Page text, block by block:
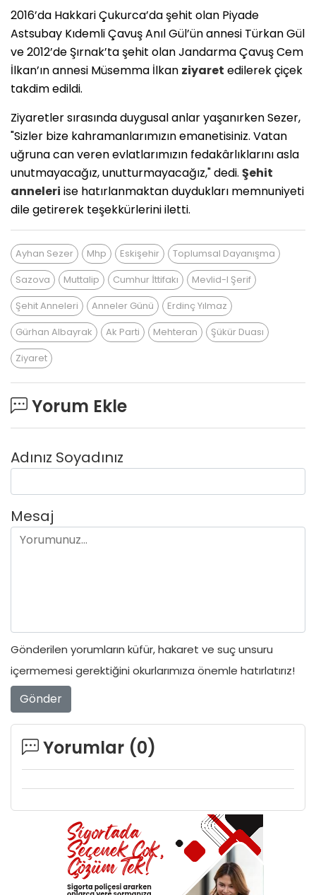
​2016’da Hakkari Çukurca’da şehit olan Piyade
Astsubay Kıdemli Çavuş Anıl Gül’ün annesi Türkan Gül
ve 2012’de Şırnak’ta şehit olan Jandarma Çavuş Cem
İlkan’ın annesi Müsemma İlkan ziyaret edilerek çiçek
takdim edildi.
​Ziyaretler sırasında duygusal anlar yaşanırken Sezer,
"Sizler bize kahramanlarımızın emanetisiniz. Vatan
uğruna can veren evlatlarımızın fedakârlıklarını asla
unutmayacağız, unutturmayacağız," dedi. Şehit
anneleri ise hatırlanmaktan duydukları memnuniyeti
dile getirerek teşekkürlerini iletti.
Ayhan Sezer Mhp Eskişehir
Toplumsal Dayanışma
Sazova
Muttalip Cumhur İttifakı
Mevlid-I Şerif
Şehit Anneleri
Anneler Günü
Erdinç Yılmaz
Gürhan Albayrak
Ak Parti Mehteran
Şükür Duası
Ziyaret
Yorum Ekle
Adınız Soyadınız
Mesaj
Gönderilen yorumların küfür, hakaret ve suç unsuru
içermemesi gerektiğini okurlarımıza önemle hatırlatırız!
Gönder
Yorumlar (0)